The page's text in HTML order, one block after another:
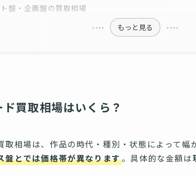
盤・企画盤の買取相場
もっと見る
買取相場はいくら？
取相場は、作品の時代・種別・状態によって幅
盤とでは価格帯が異なります。具体的な金額は